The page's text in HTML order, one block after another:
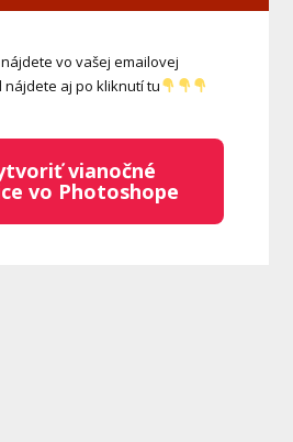
vo vašej emailovej
nájdete aj po kliknutí tu
vianočné
vo Photoshope